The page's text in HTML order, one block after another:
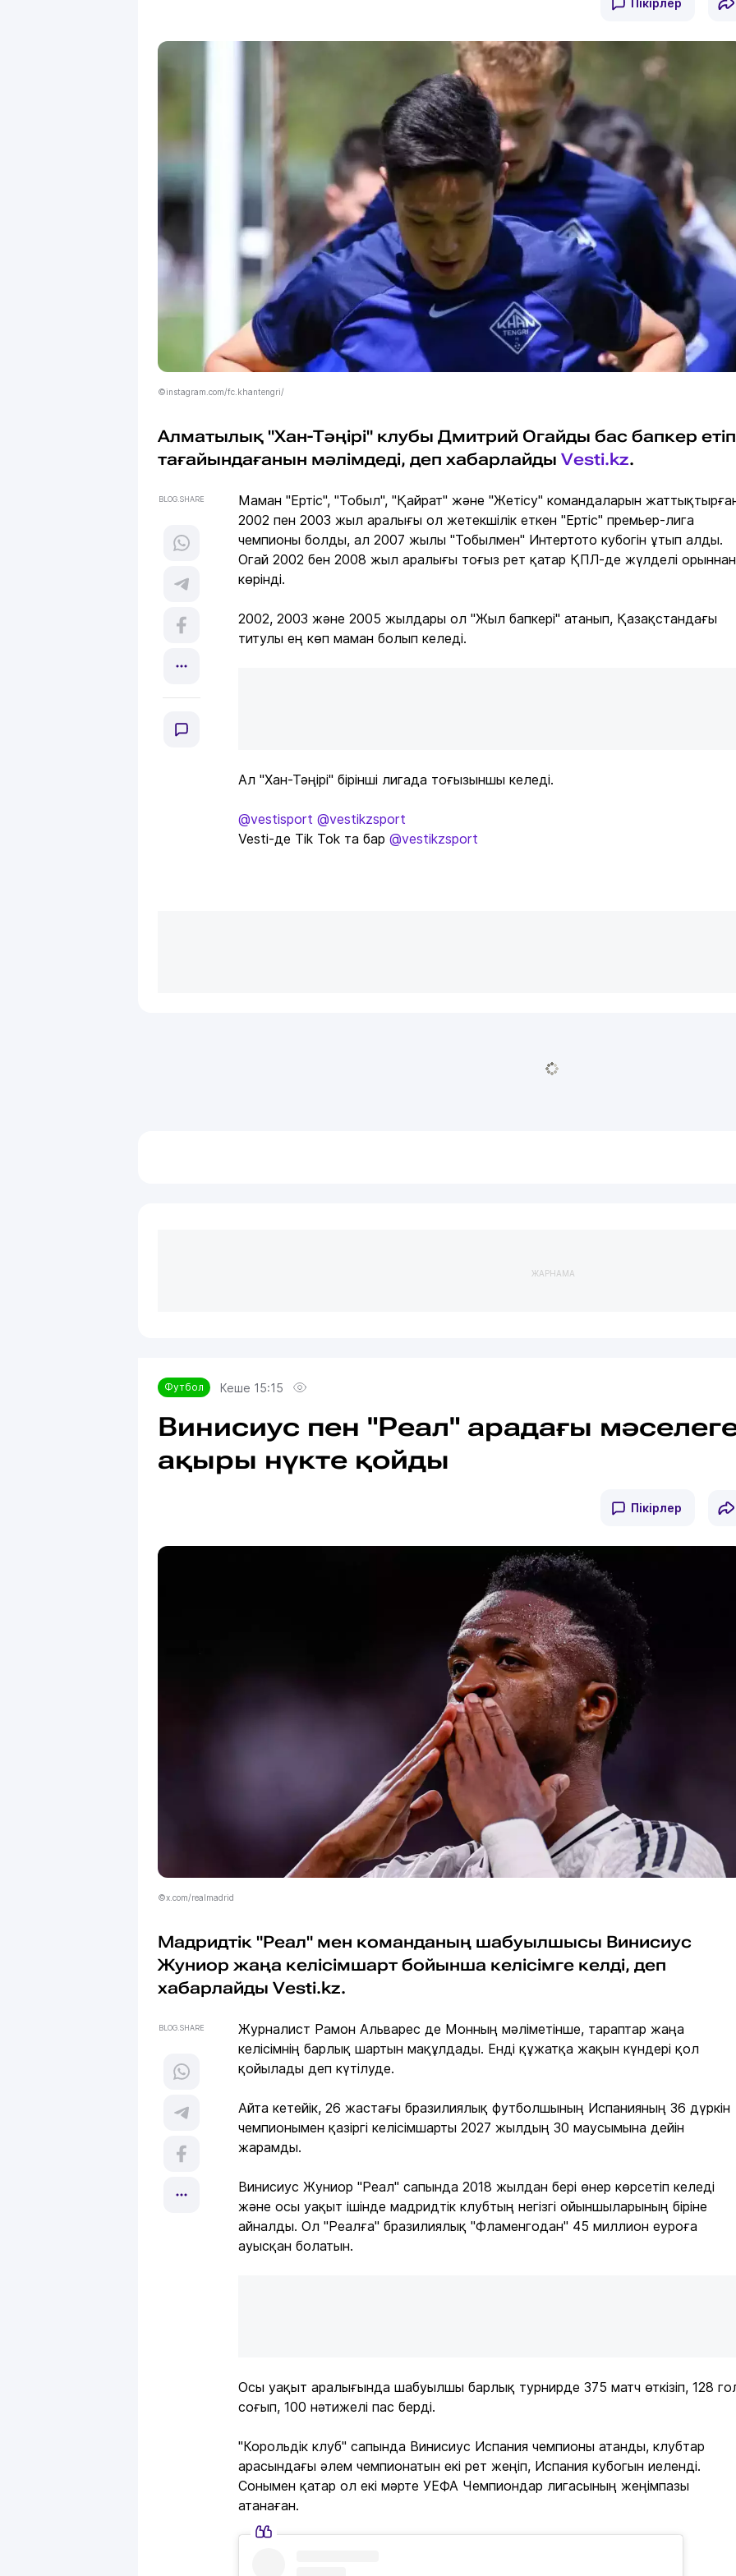
Пікірлер
©instagram.com/fc.khantengri/
Алматылық "Хан-Тәңірі" клубы Дмитрий Огайды бас бапкер етіп
тағайындағанын мәлімдеді, деп хабарлайды Vesti.kz.
BLOG.SHARE
Маман "Ертіс", "Тобыл", "Қайрат" және "Жетісу" командаларын
2002 пен 2003 жыл аралығы ол жетекшілік еткен "Ертіс" премьер-лига
чемпионы болды, ал 2007 жылы "Тобылмен" Интертото кубогін ұтып алды.
Огай 2002 бен 2008 жыл аралығы тоғыз рет қатар ҚПЛ-де жүлделі орыннан
көрінді.
2002, 2003 және 2005 жылдары ол "Жыл бапкері" атанып, Қазақстандағы
титулы ең көп маман болып келеді.
Ал "Хан-Тәңірі" бірінші лигада тоғызыншы келеді.
@vestisport @vestikzsport
Vesti-де Tik Tok та бар @vestikzsport
ЖАРНАМА
Футбол Кеше 15:15
Винисиус пен "Реал" арадағы
ақыры нүкте қойды
Пікірлер
©x.com/realmadrid
Мадридтік "Реал" мен команданың шабуылшысы Винисиус
Жуниор жаңа келісімшарт бойынша келісімге келді, деп
хабарлайды Vesti.kz.
BLOG.SHARE
Журналист Рамон Альварес де Монның мәліметінше, тараптар жаңа
келісімнің барлық шартын мақұлдады. Енді құжатқа жақын күндері қол
қойылады деп күтілуде.
Айта кетейік, 26 жастағы бразилиялық футболшының Испанияның 36 дүркін
чемпионымен қазіргі келісімшарты 2027 жылдың 30 маусымына дейін
жарамды.
Винисиус Жуниор "Реал" сапында 2018 жылдан бері өнер көрсетіп келеді
және осы уақыт ішінде мадридтік клубтың негізгі ойыншыларының біріне
айналды. Ол "Реалға" бразилиялық "Фламенгодан" 45 миллион еуроға
ауысқан болатын.
Осы уақыт аралығында шабуылшы барлық турнирде 375 матч өткізіп, 128
соғып, 100 нәтижелі пас берді.
"Корольдік клуб" сапында Винисиус Испания чемпионы атанды, клубтар
арасындағы әлем чемпионатын екі рет жеңіп, Испания кубогын иеленді.
Сонымен қатар ол екі мәрте УЕФА Чемпиондар лигасының жеңімпазы
атанаған.